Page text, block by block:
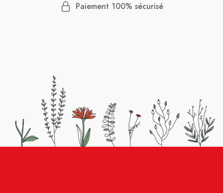
Paiement 100% sécurisé